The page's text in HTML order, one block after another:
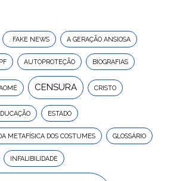
. FAKE NEWS A GERAÇÃO ANSIOSA
AUTOPROTEÇÃO BIOGRAFIAS
CENSURA CRISTO
ESTADO
METAFÍSICA DOS COSTUMES GLOSSÁRIO
INFALIBILIDADE